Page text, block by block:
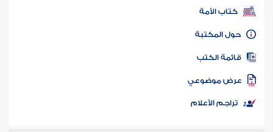
كتب PDF
كتاب الأمة
المكتبة
الكتب
موضوعي